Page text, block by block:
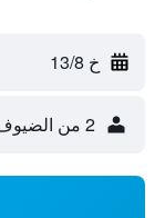
خ 13/8
2 من الضيوف، غرفة واحدة